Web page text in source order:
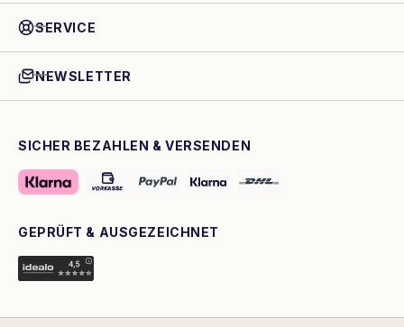
SERVICE
NEWSLETTER
SICHER BEZAHLEN & VERSENDEN
GEPRÜFT & AUSGEZEICHNET